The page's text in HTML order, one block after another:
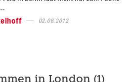
02.08.2012
in London (1)